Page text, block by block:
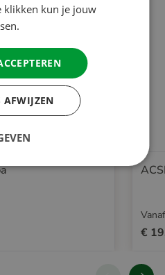
Vanaf
€
klikken kun je jouw
AFWIJZEN